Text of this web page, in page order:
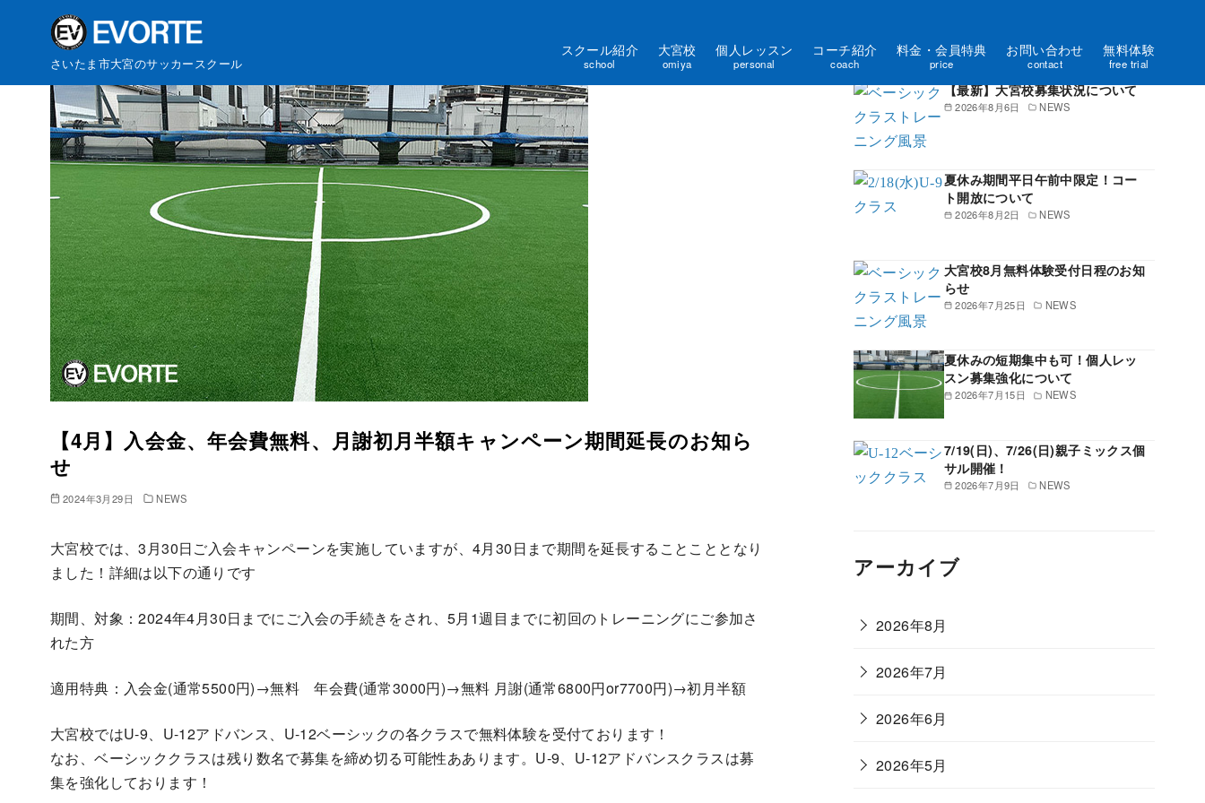
さいたま市大宮のサッカースクール
スクール紹介
school
大宮校
omiya
個人レッスン
personal
コーチ紹介
coach
料金・会員特典
price
お問い合わせ
contact
無料体験
free trial
【4月】入会金、年会費無料、月謝初月半額キャンペーン期間延長のお知ら
せ
2024年3月29日 NEWS
大宮校では、3月30日ご入会キャンペーンを実施していますが、4月30日まで期間を延長することこととなり
ました！詳細は以下の通りです
期間、対象：2024年4月30日までにご入会の手続きをされ、5月1週目までに初回のトレーニングにご参加さ
れた方
適用特典：入会金(通常5500円)→無料 年会費(通常3000円)→無料 月謝(通常6800円or7700円)→初月半額
大宮校ではU-9、U-12アドバンス、U-12ベーシックの各クラスで無料体験を受付ております！
なお、ベーシッククラスは残り数名で募集を締め切る可能性ああります。U-9、U-12アドバンスクラスは募
集を強化しております！
新着記事一覧
2026年8月6日 NEWS
【最新】大宮校募集状況について
2026年8月2日 NEWS
夏休み期間平日午前中限定！コー
ト開放について
2026年7月25日 NEWS
大宮校8月無料体験受付日程のお知
らせ
2026年7月15日 NEWS
夏休みの短期集中も可！個人レッ
スン募集強化について
2026年7月9日 NEWS
7/19(日)、7/26(日)親子ミックス個
サル開催！
アーカイブ
2026年8月
2026年7月
2026年6月
2026年5月